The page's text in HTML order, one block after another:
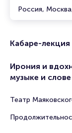
Россия,
Кабаре-
Ирония и
музыке и слове
Театр